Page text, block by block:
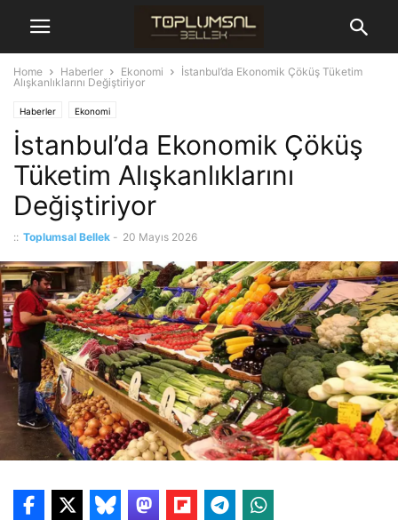
Home Haberler Ekonomi
İstanbul’da Ekonomik Çöküş Tüketim
Alışkanlıklarını Değiştiriyor
Haberler Ekonomi
İstanbul’da Ekonomik Çöküş
Tüketim Alışkanlıklarını
Değiştiriyor
:: Toplumsal Bellek - 20 Mayıs 2026